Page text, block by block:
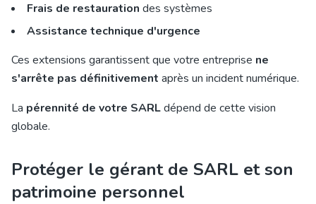
Frais de restauration des systèmes
Assistance technique d'urgence
Ces extensions garantissent que votre entreprise ne
s'arrête pas définitivement après un incident numérique.
La pérennité de votre SARLdépend de cette vision
globale.
Protéger le gérant de SARL et son
patrimoine personnel